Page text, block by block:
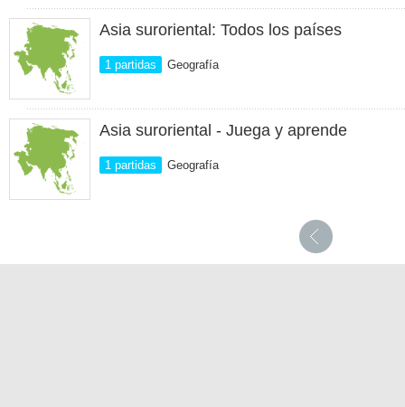
Asia suroriental: Todos los países
1 partidas Geografía
Asia suroriental - Juega y aprende
1 partidas Geografía